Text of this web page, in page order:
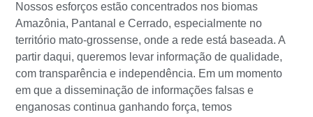
Nossos esforços estão concentrados nos biomas
Amazônia, Pantanal e Cerrado, especialmente no
território mato-grossense, onde a rede está baseada. A
partir daqui, queremos levar informação de qualidade,
com transparência e independência. Em um momento
em que a disseminação de informações falsas e
enganosas continua ganhando força, temos